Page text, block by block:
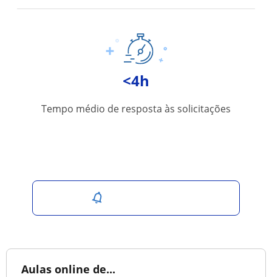
<4h
Tempo médio de resposta às solicitações
Aulas online de...